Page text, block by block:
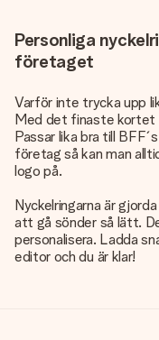
Personliga
företaget
Varför inte trycka upp
Med det finaste kortet
Passar lika bra till
företag så kan man
logo på.
Nyckelringarna är
att gå sönder så lätt.
personalisera. Ladda
editor och du är klar!